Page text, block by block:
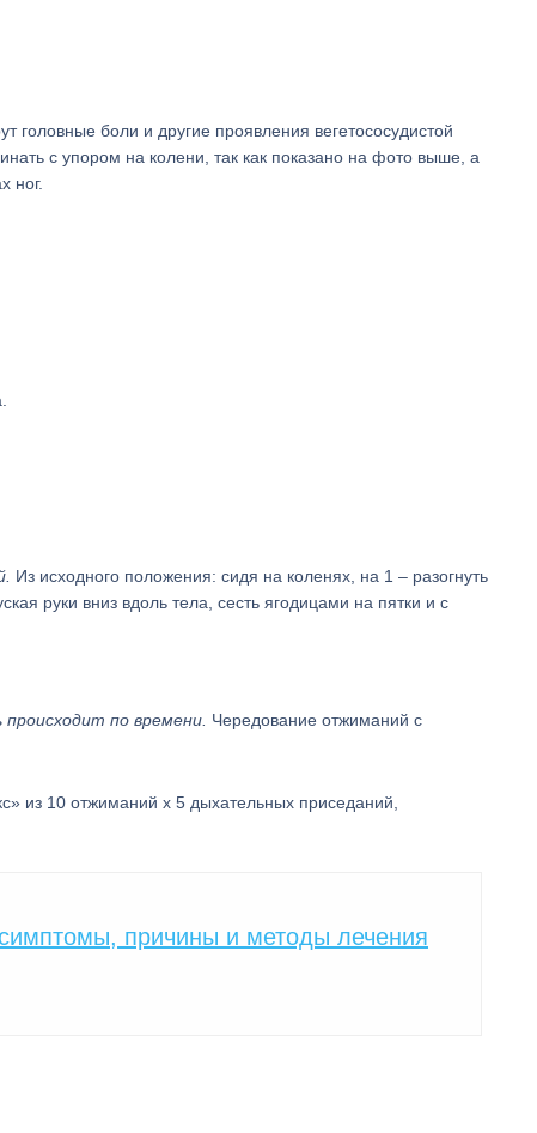
головные боли и другие проявления вегетососудистой
с упором на колени, так как показано на фото выше, а
ног.
Из исходного положения: сидя на коленях, на 1 – разогнуть
руки вниз вдоль тела, сесть ягодицами на пятки и с
по времени. Чередование отжиманий с
из 10 отжиманий х 5 дыхательных приседаний,
причины и методы лечения